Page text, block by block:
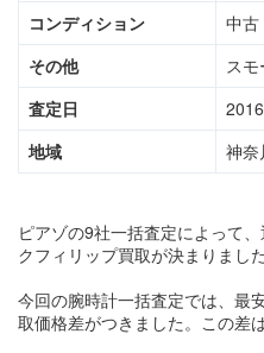
コンディション
中古
その他
ス
査定日
地域
神奈
ピアゾの9社一括査定によって
クフィリップ買取が決まりました
今回の腕時計一括査定では、最
取価格差がつきました。この差